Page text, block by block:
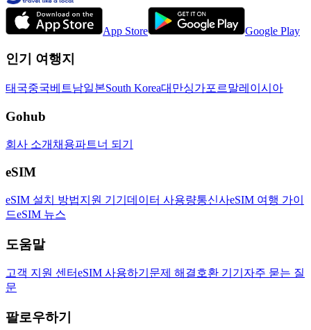
App Store Google Play
인기 여행지
태국중국베트남일본South Korea대만싱가포르말레이시아
Gohub
회사 소개 채용파트너 되기
eSIM
eSIM 설치 방법지원 기기 데이터 사용량통신사eSIM 여행 가이
드eSIM 뉴스
도움말
고객 지원 센터eSIM 사용하기 문제 해결호환 기기 자주 묻는 질
문
팔로우하기